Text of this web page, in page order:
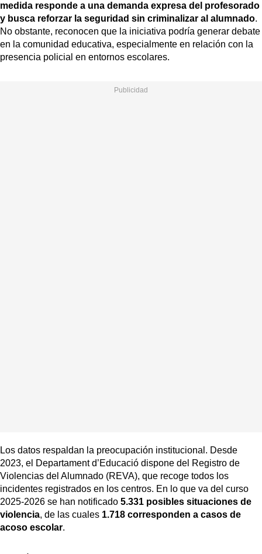
medida responde a una demanda expresa del profesorado
y busca reforzar la seguridad sin criminalizar al alumnado.
No obstante, reconocen que la iniciativa podría generar debate
en la comunidad educativa, especialmente en relación con la
presencia policial en entornos escolares.
Los datos respaldan la preocupación institucional. Desde
2023, el Departament d’Educació dispone del Registro de
Violencias del Alumnado (REVA), que recoge todos los
incidentes registrados en los centros. En lo que va del curso
2025-2026 se han notificado 5.331 posibles situaciones de
violencia, de las cuales 1.718 corresponden a casos de
acoso escolar.